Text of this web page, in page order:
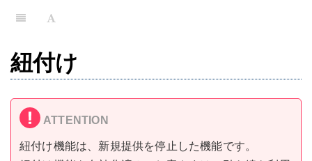
紐付け
紐付け機能は、新規提供を停止した機能です。